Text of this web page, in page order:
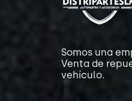
Somos una
Venta de
vehículo.